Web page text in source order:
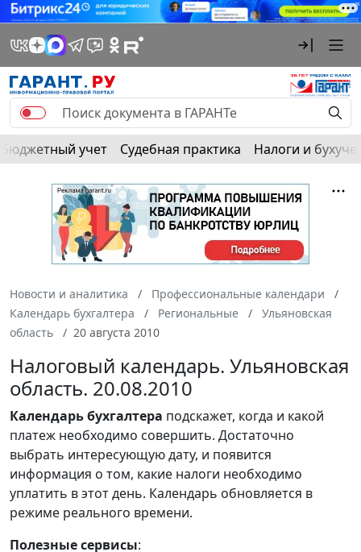
Бюджетный учет Судебная практика Налоги и
Новости и аналитика
Профессиональные календари
Календарь бухгалтера
Региональные
Ульяновская
область
20 августа 2010
Налоговый календарь. Ульяновская
область. 20.08.2010
Календарьбухгалтера подскажет, когда и какой
платеж необходимо совершить. Достаточно
выбрать интересующую дату, и появится
информация о том, какие налоги необходимо
уплатить в этот день. Календарь обновляется в
режиме реального времени.
Полезные сервисы: